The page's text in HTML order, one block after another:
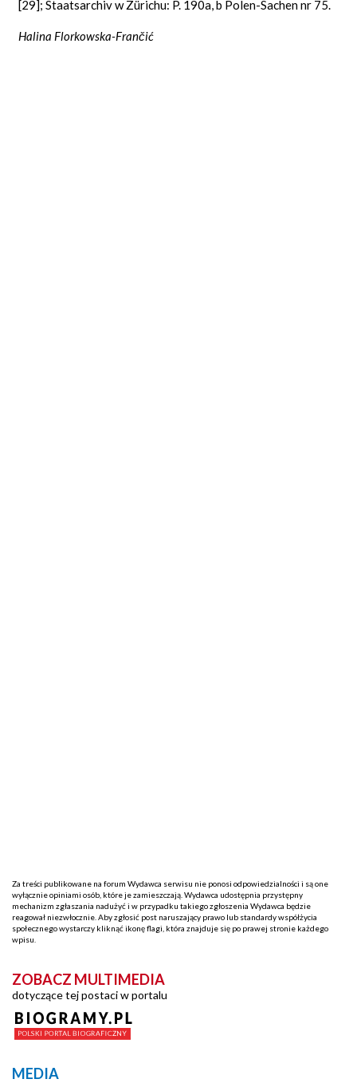
[29]; Staatsarchiv w Zürichu: P. 190a, b Polen-Sachen nr 75.
Halina Florkowska-Frančić
Za treści publikowane na forum Wydawca serwisu nie ponosi odpowiedzialności i są one
wyłącznie opiniami osób, które je zamieszczają. Wydawca udostępnia przystępny
mechanizm zgłaszania nadużyć i w przypadku takiego zgłoszenia Wydawca będzie
reagował niezwłocznie. Aby zgłosić post naruszający prawo lub standardy współżycia
społecznego wystarczy kliknąć ikonę flagi, która znajduje się po prawej stronie każdego
wpisu.
ZOBACZ MULTIMEDIA
dotyczące tej postaci w portalu
MEDIA